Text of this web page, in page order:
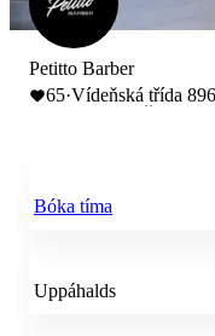
Petitto Barber
65·Vídeňská třída
Bóka tíma
Uppáhalds